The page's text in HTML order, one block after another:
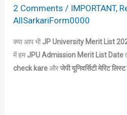
2 Comments / IMPORTANT,
AllSarkariForm0000
क्या आप भी JP University Merit List
में हमJPU Admission Merit List Date
check kareऔरजेपी यूनिवर्सिटी मेरिट